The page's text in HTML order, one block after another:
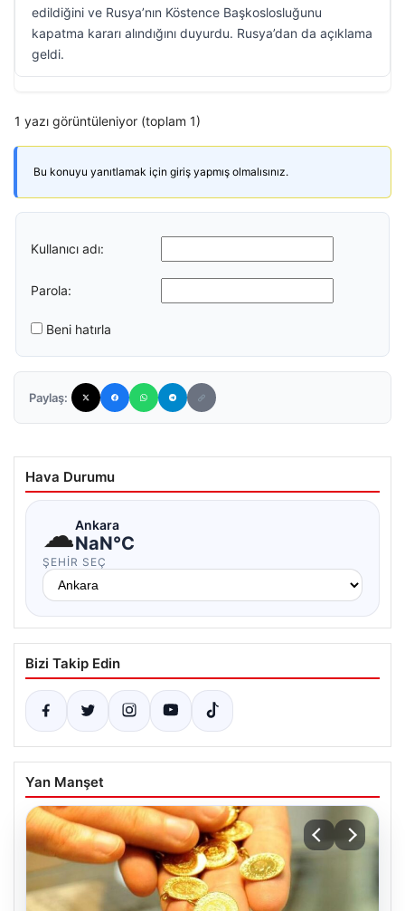
edildiğini ve Rusya’nın Köstence Başkoslosluğunu
kapatma kararı alındığını duyurdu. Rusya’dan da açıklama
geldi.
1 yazı görüntüleniyor (toplam 1)
Bu konuyu yanıtlamak için giriş yapmış olmalısınız.
Kullanıcı adı:
Parola:
Beni hatırla
Paylaş:
Hava Durumu
☁Ankara
NaN°C
ŞEHIR SEÇ
Bizi Takip Edin
Yan Manşet